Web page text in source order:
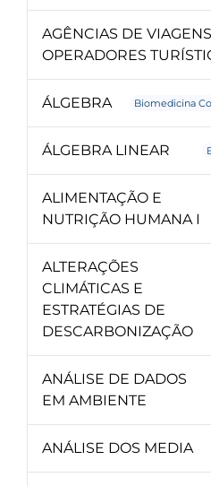
AGÊNCIAS DE
OPERADORES
ÁLGEBRA Biomedicina
ÁLGEBRA LINEAR
ALIMENTAÇÃO E
NUTRIÇÃO HUMANA I
ALTERAÇÕES
CLIMÁTICAS E
ESTRATÉGIAS DE
DESCARBONIZAÇÃO
ANÁLISE DE DADOS
EM AMBIENTE
ANÁLISE DOS MEDIA